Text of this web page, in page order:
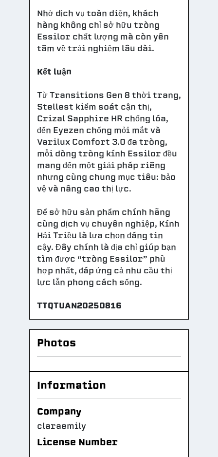
Nhờ dịch vụ toàn diện, khách
hàng không chỉ sở hữu tròng
Essilor chất lượng mà còn yên
tâm về trải nghiệm lâu dài.
Kết luận
Từ Transitions Gen 8 thời trang,
Stellest kiểm soát cận thị,
Crizal Sapphire HR chống lóa,
đến Eyezen chống mỏi mắt và
Varilux Comfort 3.0 đa tròng,
mỗi dòng tròng kính Essilor đều
mang đến một giải pháp riêng
nhưng cùng chung mục tiêu: bảo
vệ và nâng cao thị lực.
Để sở hữu sản phẩm chính hãng
cùng dịch vụ chuyên nghiệp, Kính
Hải Triều là lựa chọn đáng tin
cậy. Đây chính là địa chỉ giúp bạn
tìm được “tròng Essilor” phù
hợp nhất, đáp ứng cả nhu cầu thị
lực lẫn phong cách sống.
TTQTUAN20250816
Photos
Information
Company
claraemily
License Number